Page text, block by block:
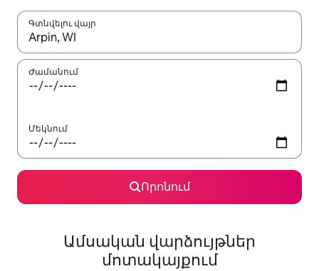
Գտնվելու վայր
Երբ արդյունքները հասանելի լինեն, սլաքների
Ժամանում
Մեկնում
Որոնում
Ամսական վարձույթներ
մոտակայքում